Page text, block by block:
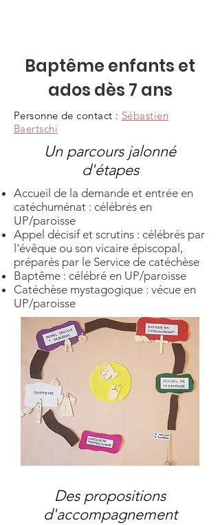
Baptême enfants et
ados dès 7 ans
Personne de contact : Sébastien
Baertschi
Un parcours jalonné
d'étapes
Accueil de la demande et entrée en
catéchuménat : célébrés en
UP/paroisse
Appel décisif et scrutins : célébrés par
l'évêque ou son vicaire épiscopal,
préparés par le Service de catéchèse
Baptême : célébré en UP/paroisse
Catéchèse mystagogique : vécue en
UP/paroisse
Des propositions
d'accompagnement